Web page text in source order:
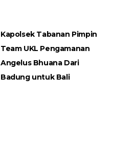
Kapolsek Tabanan Pimpin
Team UKL Pengamanan
Angelus Bhuana Dari
Badung untuk Bali